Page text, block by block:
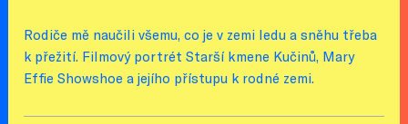
Rodiče mě naučili všemu, co je v zemi ledu a sněhu třeba
k přežití. Filmový portrét Starší kmene Kučinů, Mary
Effie Showshoe a jejího přístupu k rodné zemi.